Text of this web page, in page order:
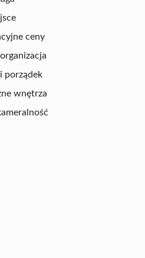
ceny
porządek
wnętrza